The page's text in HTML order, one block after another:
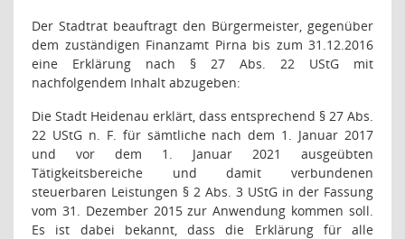
Der Stadtrat beauftragt den Bürgermeister, gegenüber
dem zuständigen Finanzamt Pirna bis zum 31.12.2016
eine Erklärung nach § 27 Abs. 22 UStG mit
nachfolgendem Inhalt abzugeben:
Die Stadt Heidenau erklärt, dass entsprechend § 27 Abs.
22 UStG n. F. für sämtliche nach dem 1. Januar 2017
und vor dem 1. Januar 2021 ausgeübten
Tätigkeitsbereiche und damit verbundenen
steuerbaren Leistungen § 2 Abs. 3 UStG in der Fassung
vom 31. Dezember 2015 zur Anwendung kommen soll.
Es ist dabei bekannt, dass die Erklärung für alle